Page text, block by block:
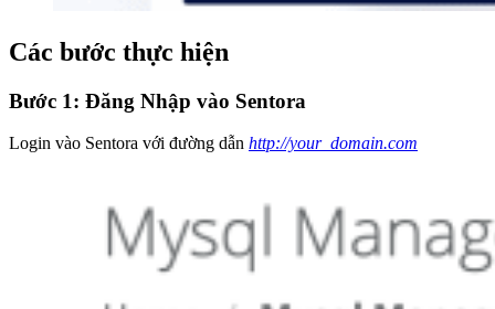
Các bước thực hiện
Bước 1: Đăng Nhập vào Sentora
Login vào Sentora với đường dẫn http://your_domain.com